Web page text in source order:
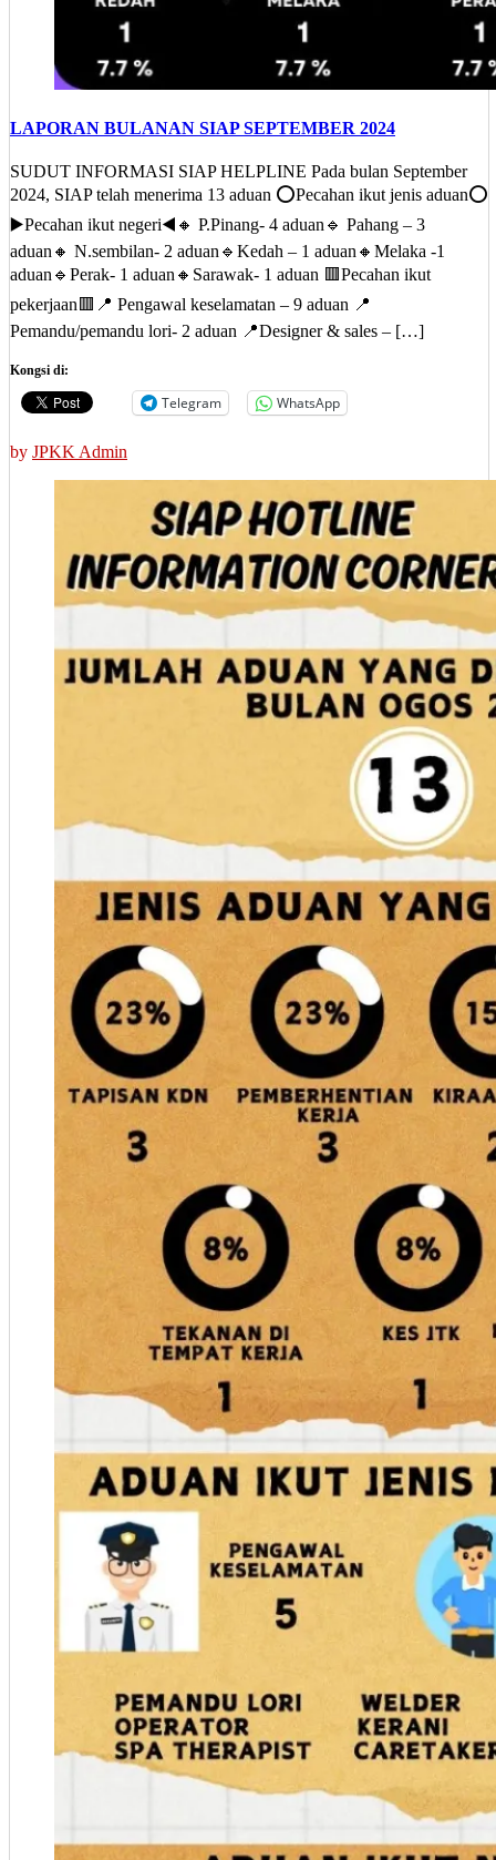
LAPORAN BULANAN SIAP SEPTEMBER 2024
SUDUT INFORMASI SIAP HELPLINE Pada bulan September
2024, SIAP telah menerima 13 aduan ⭕Pecahan ikut jenis aduan⭕
▶️Pecahan ikut negeri◀️‌🔸 P.Pinang- 4 aduan🔹 Pahang – 3
aduan🔸 N.sembilan- 2 aduan🔹Kedah – 1 aduan🔸Melaka -1
aduan🔹Perak- 1 aduan🔸Sarawak- 1 aduan 🟥Pecahan ikut
pekerjaan🟥📍 Pengawal keselamatan – 9 aduan 📍
Pemandu/pemandu lori- 2 aduan 📍Designer & sales – […]
Kongsi di:
Telegram WhatsApp
by JPKK Admin